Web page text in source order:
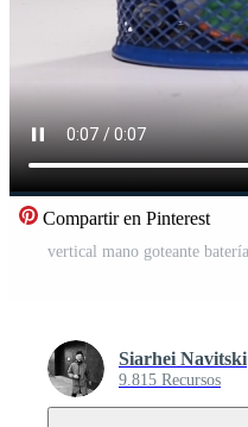
Compartir en Pinterest
Siarhei Navitski
9.815 Recursos